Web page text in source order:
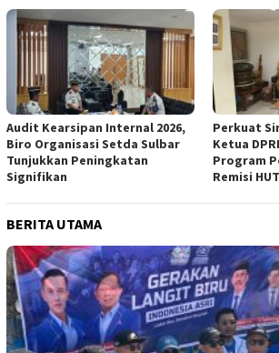
Audit Kearsipan Internal 2026,
Biro Organisasi Setda Sulbar
Tunjukkan Peningkatan
Signifikan
Perkuat
Ketua
Program
Remisi
BERITA UTAMA